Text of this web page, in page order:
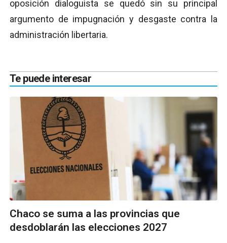
oposición dialoguista se quedó sin su principal
argumento de impugnación y desgaste contra la
administración libertaria.
Te puede interesar
Chaco se suma a las provincias que
desdoblarán las elecciones 2027